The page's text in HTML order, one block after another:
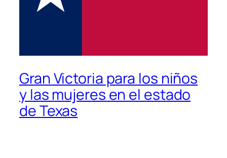
Gran Victoria para los niños
y las mujeres en el estado
de Texas